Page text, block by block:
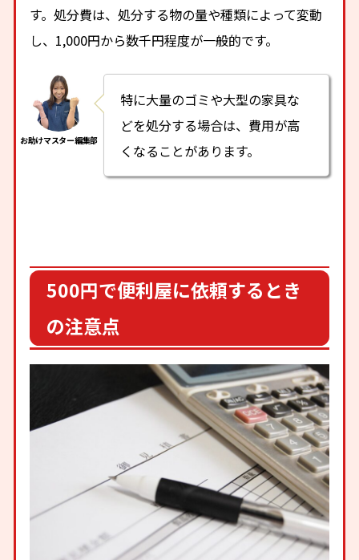
す。処分費は、処分する物の量や種類によって変動
し、1,000円から数千円程度が一般的です。
特に大量のゴミや大型の家具な
どを処分する場合は、費用が高
くなることがあります。
500円で便利屋に依頼するとき
の注意点